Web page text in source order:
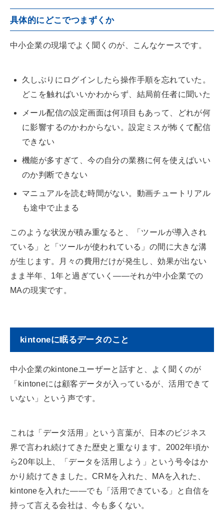
具体的にどこでつまずくか
中小企業の現場でよく聞くのが、こんなケースです。
久しぶりにログインしたら操作手順を忘れていた。
どこを触ればいいかわからず、結局前任者に聞いた
メール配信の設定画面は何項目もあって、どれが何
に影響するのかわからない。設定ミスが怖くて配信
できない
機能が多すぎて、今の自分の業務に何を使えばいい
のか判断できない
マニュアルを読む時間がない。動画チュートリアル
も途中で止まる
このような状況が積み重なると、「ツールが導入され
ている」と「ツールが使われている」の間に大きな溝
が生じます。月々の費用だけが発生し、効果が出ない
まま半年、1年と過ぎていく——それが中小企業での
MAの現実です。
kintoneに眠るデータのこと
中小企業のkintoneユーザーと話すと、よく聞くのが
「kintoneには顧客データが入っているが、活用できて
いない」という声です。
これは「データ活用」という言葉が、日本のビジネス
界で言われ続けてきた歴史と重なります。2002年頃か
ら20年以上、「データを活用しよう」という号令はか
かり続けてきました。CRMを入れた、MAを入れた、
kintoneを入れた——でも「活用できている」と自信を
持って言える会社は、今も多くない。